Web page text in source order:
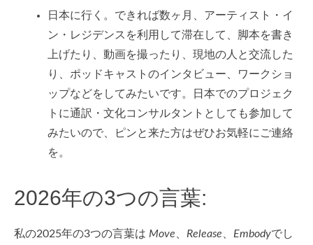
日本に行く。できれば数ヶ月、アーティスト・イ
ン・レジデンスを利用して滞在して、脚本を書き
上げたり、動画を撮ったり、現地の人と交流した
り、ポッドキャストのインタビュー、ワークショ
ップなどをしてみたいです。日本でのプロジェク
トに通訳・文化コンサルタントとしても参加して
みたいので、ピンと来た方はぜひお気軽にご連絡
を。
2026年の3つの言葉:
私の2025年の3つの言葉は Move Release Embodyでし